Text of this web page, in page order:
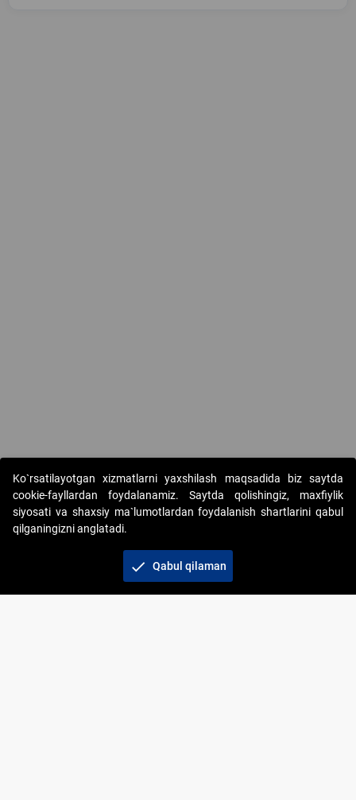
Copyright © 2017-2026. "Elektron onlayn-auksionlarni
tashkil etish" AJ. Barcha huquqlar himoyalangan
Ko`rsatilayotgan xizmatlarni yaxshilash maqsadida biz saytda
cookie-fayllardan foydalanamiz. Saytda qolishingiz, maxfiylik
siyosati va shaxsiy ma`lumotlardan foydalanish shartlarini qabul
qilganingizni anglatadi.
check Qabul qilaman